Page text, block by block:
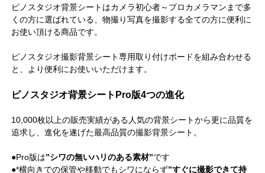
ピノスタジオ背景シートはカメラ初心者～プロカメラマンまで多
くの方に選ばれている、物撮り写真を撮影する全ての方に便利に
お使い頂ける商品です。
ピノスタジオ撮影背景シート専用取り付けボードを組み合わせる
と、より便利にお使いいただけます。
ピノスタジオ背景シートPro版4つの進化
10,000枚以上の販売実績がある人気の背景シートから更に品質を
追求し、進化を遂げた最高品質の撮影背景シート。
●Pro版は”シワの無いハリのある素材”です
●*横向きでの保管や移動でもシワにならず”すぐに撮影できて持